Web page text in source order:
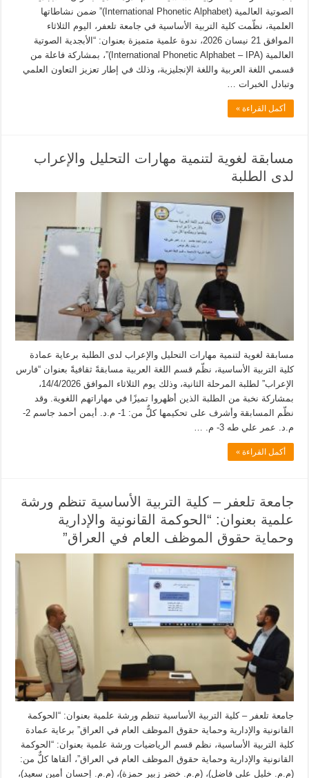
الصوتية العالمية (International Phonetic Alphabet)” ضمن نشاطاتها
العلمية، نظّمت كلية التربية الأساسية في جامعة تلعفر، اليوم الثلاثاء
الموافق 21 نيسان 2026، ندوة علمية متميزة بعنوان: “الأبجدية الصوتية
العالمية (International Phonetic Alphabet – IPA)”، بمشاركة فاعلة من
قسمي اللغة العربية واللغة الإنجليزية، وذلك في إطار تعزيز التعاون العلمي
وتبادل الخبرات …
أكمل القراءة »
مسابقة لغوية لتنمية مهارات التحليل والإعراب
لدى الطلبة
مسابقة لغوية لتنمية مهارات التحليل والإعراب لدى الطلبة برعاية عمادة
كلية التربية الأساسية، نظّم قسم اللغة العربية مسابقةً ثقافيةً بعنوان “فارس
الإعراب” لطلبة المرحلة الثانية، وذلك يوم الثلاثاء الموافق 14/4/2026،
بمشاركة نخبة من الطلبة الذين أظهروا تميزًا في مهاراتهم اللغوية. وقد
نظّم المسابقة وأشرف على تحكيمها كلٌّ من: 1- م.د. أيمن أحمد جاسم 2-
م.د. عمر علي طه 3- م. …
أكمل القراءة »
جامعة تلعفر – كلية التربية الأساسية تنظم ورشة
علمية بعنوان: “الحوكمة القانونية والإدارية
وحماية حقوق الموظف العام في العراق”
جامعة تلعفر – كلية التربية الأساسية تنظم ورشة علمية بعنوان: “الحوكمة
القانونية والإدارية وحماية حقوق الموظف العام في العراق” برعاية عمادة
كلية التربية الأساسية، نظم قسم الرياضيات ورشة علمية بعنوان: “الحوكمة
القانونية والإدارية وحماية حقوق الموظف العام في العراق”، ألقاها كلٌّ من:
(م.م. خليل علي فاضل)، (م.م. خضر زبير حمزة)، (م.م. إحسان أمين سعيد)،